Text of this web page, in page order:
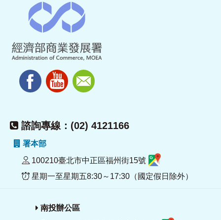
諮詢專線：(02) 4121166
署本部
100210臺北市中正區福州街15號
星期一至星期五8:30～17:30（國定假日除外）
南投辦公區